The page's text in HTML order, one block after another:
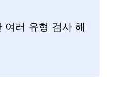
여러 유형 검사 해